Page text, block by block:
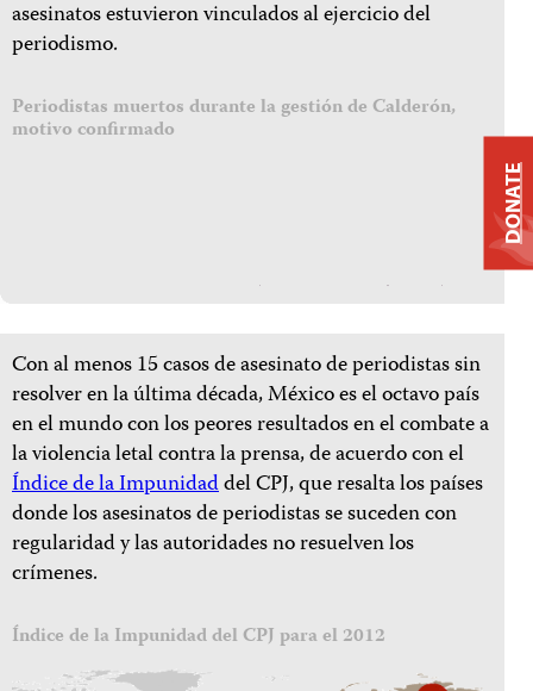
asesinatos estuvieron vinculados al ejercicio del
periodismo.
Periodistas muertos durante la gestión de Calderón,
motivo confirmado
Con al menos 15 casos de asesinato de periodistas sin
resolver en la última década, Méxicoes el octavo país
en el mundo con los peores resultados en el combate a
la violencia letal contra la prensa, de acuerdo con el
Índice de la Impunidaddel CPJ,que resalta los países
donde los asesinatos de periodistas se suceden con
regularidad y las autoridades no resuelven los
crímenes.
Índice de la Impunidad del CPJ para el 2012
DONATE